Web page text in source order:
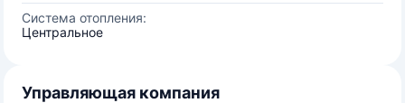
Система отопления:
Центральное
Управляющая компания